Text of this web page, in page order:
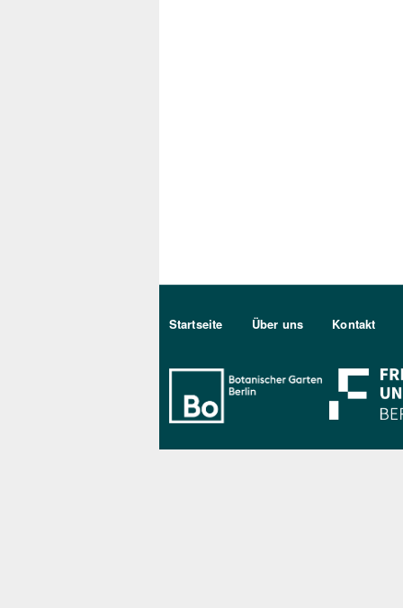
Sekundärmenu DE
Startseite Über uns Kontakt
Bo Berlin